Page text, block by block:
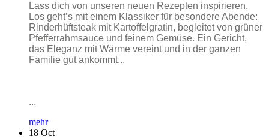
Lass dich von unseren neuen Rezepten inspirieren.
Los geht’s mit einem Klassiker für besondere Abende:
Rinderhüftsteak mit Kartoffelgratin, begleitet von grüner
Pfefferrahmsauce und feinem Gemüse. Ein Gericht,
das Eleganz mit Wärme vereint und in der ganzen
Familie gut ankommt...
...
mehr
18 Oct